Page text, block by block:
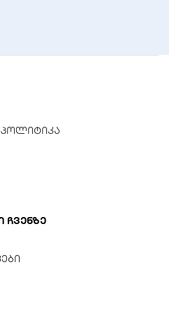
ჩვენზე